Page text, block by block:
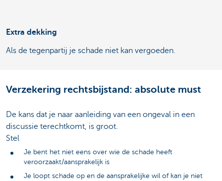
Extra dekking
Als de tegenpartij je schade niet kan vergoeden.
Verzekering rechtsbijstand: absolute must
De kans dat je naar aanleiding van een ongeval in een
discussie terechtkomt, is groot.
Stel
Je bent het niet eens over wie de schade heeft
veroorzaakt/aansprakelijk is
Je loopt schade op en de aansprakelijke wil of kan je niet